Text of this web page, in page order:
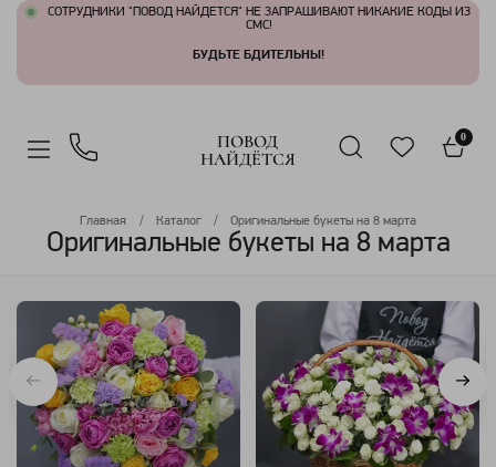
СОТРУДНИКИ "ПОВОД НАЙДЕТСЯ" НЕ ЗАПРАШИВАЮТ НИКАКИЕ КОДЫ ИЗ
СМС!
БУДЬТЕ БДИТЕЛЬНЫ!
ПОВОД
НАЙДЁТСЯ
0
Главная Каталог Оригинальные букеты на 8 марта
Оригинальные букеты на 8 марта